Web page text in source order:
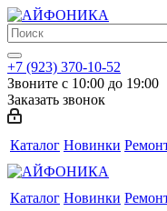
+7 (923) 370-10-52
Звоните с 10:00 до 19:00
Заказать звонок
Каталог Новинки
Каталог Новинки